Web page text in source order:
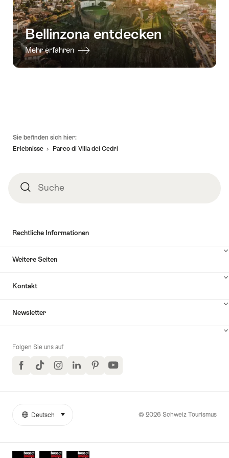
Bellinzona entdecken
Mehr erfahren
Sie befinden sich hier:
Erlebnisse
Parco di Villa dei Cedri
SucheSuche
Rechtliche Informationen
Weitere Seiten
Kontakt
Inhalte
Newsletter
Folgen Sie uns auf
FacebookTikTokInstagramLinkedInPinterestYouTube
Auszeichnungen
Weitere
© 2026 Schweiz Tourismus
Sprache
Deutsch auswählen (klicken um anzuzeigen)